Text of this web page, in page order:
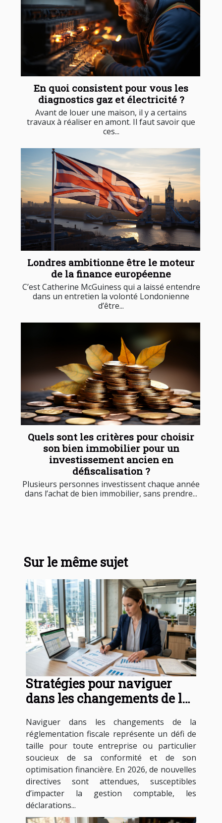
En quoi consistent pour vous les
diagnostics gaz et électricité ?
Avant de louer une maison, il y a certains
travaux à réaliser en amont. Il faut savoir que
ces...
Londres ambitionne être le moteur
de la finance européenne
C’est Catherine McGuiness qui a laissé entendre
dans un entretien la volonté Londonienne
d’être...
Quels sont les critères pour choisir
son bien immobilier pour un
investissement ancien en
défiscalisation ?
Plusieurs personnes investissent chaque année
dans l’achat de bien immobilier, sans prendre...
Sur le même sujet
Stratégies pour naviguer
dans les changements de la
2026
Naviguer dans les changements de la
réglementation fiscale représente un défi de
taille pour toute entreprise ou particulier
soucieux de sa conformité et de son
optimisation financière. En 2026, de nouvelles
directives sont attendues, susceptibles
d’impacter la gestion comptable, les
déclarations...